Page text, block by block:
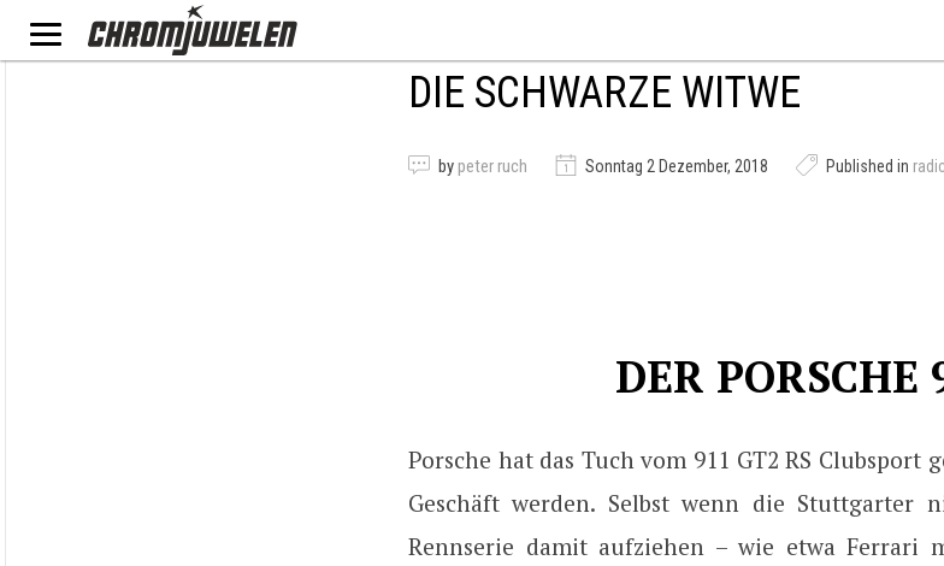
DIE SCHWARZE WITWE
by peter ruch Sonntag 2 Dezember, 2018 Published in
DER PORSCHE
Porsche hat das Tuch vom 911 GT2 RS Clubsport
Geschäft werden. Selbst wenn die Stuttgarter
Rennserie damit aufziehen – wie etwa Ferrari